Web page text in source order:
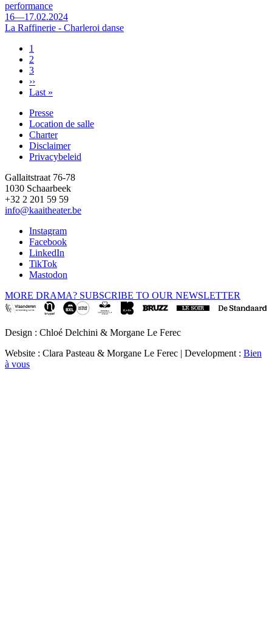
performance
16—17.02.2024
La Raffinerie - Charleroi danse
Pagination
Pagina
1
Pagina
2
Pagina
3
Page
suivante
››
Dernière
Last »
Footer
Presse
Location de salle
Charter
Disclaimer
Privacybeleid
Gallaitstraat 76-78
1030 Schaarbeek
+32 2 201 59 59
info@kaaitheater.be
Instagram
Facebook
LinkedIn
TikTok
Mastodon
MORE DRAMA? SUBSCRIBE TO OUR NEWSLETTER
Design : Chloé Delchini & Morgane Le Ferec
Website : Clara Pasteau & Morgane Le Ferec | Development : Bien
à vous